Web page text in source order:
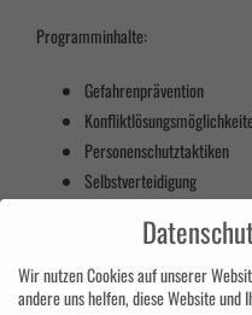
Programminhalte:
Gefahrenprävention
Personenschutztaktiken
Selbstverteidigung
Rechtskunde für
Kompetenter Umgang mit
Waffenrechtliche Begriffe
Wir nutzen Cookies auf unserer
andere uns helfen, diese Website und